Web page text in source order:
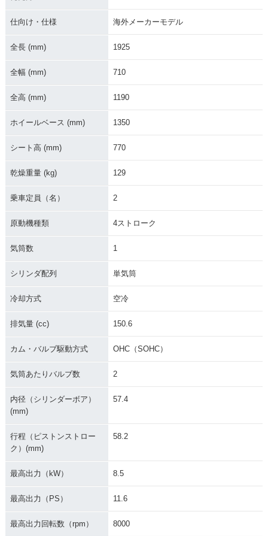
2020年 Django 15
ジ
2019年 Django150
定仕様
2019年 Django150
Allure・追加
120th Limited Editi
2019年 Django150
2019年 Django 15
Django150 Heritag
Django150 Evasio
仕向け・仕様 海外メーカーモデル
全長 (mm) 1925
全幅 (mm) 710
全高 (mm) 1190
ホイールベース (mm) 1350
シート高 (mm) 770
乾燥重量 (kg) 129
乗車定員（名） 2
原動機種類 4ストローク
気筒数 1
シリンダ配列 単気筒
冷却方式 空冷
排気量 (cc) 150.6
カム・バルブ駆動方式 OHC（SOHC）
気筒あたりバルブ数 2
内径（シリンダーボア）
(mm)
57.4
行程（ピストンストロー
ク）(mm)
58.2
最高出力（kW） 8.5
最高出力（PS） 11.6
最高出力回転数（rpm） 8000